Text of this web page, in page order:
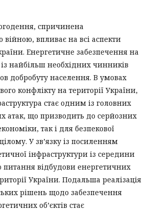
спричинена
впливає на всі аспекти
Енергетичне забезпечення на
найбільш необхідних чинників
добробуту населення. В умовах
конфлікту на території України,
стає одним із головних
атак, що призводить до серйозних
так і для безпекової
У зв’язку із посиленням
інфраструктури із середини
питання відбудови енергетичних
України. Подальша реалізація
рішень щодо забезпечення
об’єктів стає